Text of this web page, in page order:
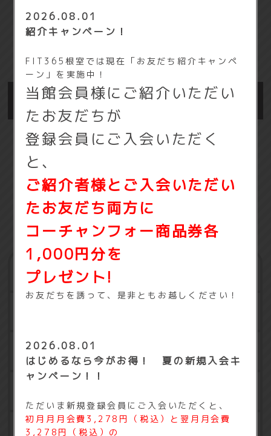
有酸素マシン
フリーウェイト
休憩エリア
2026.08.01
紹介キャンペーン！
FIT365根室では現在「お友だち紹介キャンペ
ーン」を実施中！
当館会員様にご紹介いただい
たお友だちが
登録会員にご入会いただく
と、
ご紹介者様とご入会いただい
たお友だち両方に
コーチャンフォー商品券各
1,000円分を
プレゼント!
お友だちを誘って、是非ともお越しください！
2026.08.01
はじめるなら今がお得！ 夏の新規入会キ
ャンペーン！！
ただいま新規登録会員にご入会いただくと、
初月月月会費3,278円（税込）と 翌月月会費
3,278円（税込）の